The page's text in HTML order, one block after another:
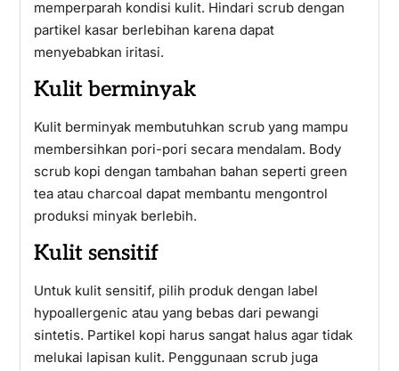
memperparah kondisi kulit. Hindari scrub dengan
partikel kasar berlebihan karena dapat
menyebabkan iritasi.
Kulit berminyak
Kulit berminyak membutuhkan scrub yang mampu
membersihkan pori-pori secara mendalam. Body
scrub kopi dengan tambahan bahan seperti green
tea atau charcoal dapat membantu mengontrol
produksi minyak berlebih.
Kulit sensitif
Untuk kulit sensitif, pilih produk dengan label
hypoallergenic atau yang bebas dari pewangi
sintetis. Partikel kopi harus sangat halus agar tidak
melukai lapisan kulit. Penggunaan scrub juga